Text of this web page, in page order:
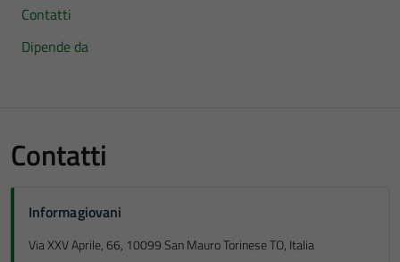
Contatti
Dipende da
Contatti
Informagiovani
Via XXV Aprile, 66, 10099 San Mauro Torinese TO, Italia